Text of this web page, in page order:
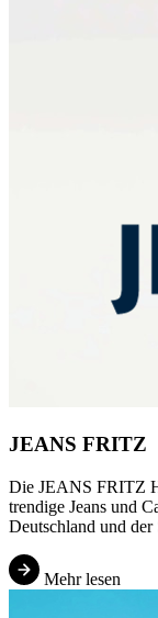
JEANS FRITZ
Die JEANS FRITZ
trendige Jeans und
Deutschland und der
Mehr lesen